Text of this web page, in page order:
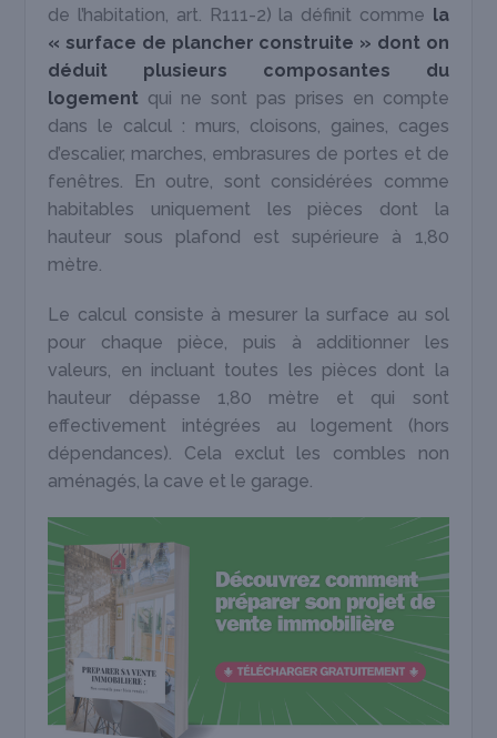
de l’habitation, art. R111-2) la définit comme la
« surface de plancher construite » dont on
déduit plusieurs composantes du
logement qui ne sont pas prises en compte
dans le calcul : murs, cloisons, gaines, cages
d’escalier, marches, embrasures de portes et de
fenêtres. En outre, sont considérées comme
habitables uniquement les pièces dont la
hauteur sous plafond est supérieure à 1,80
mètre.
Le calcul consiste à mesurer la surface au sol
pour chaque pièce, puis à additionner les
valeurs, en incluant toutes les pièces dont la
hauteur dépasse 1,80 mètre et qui sont
effectivement intégrées au logement (hors
dépendances). Cela exclut les combles non
aménagés, la cave et le garage.